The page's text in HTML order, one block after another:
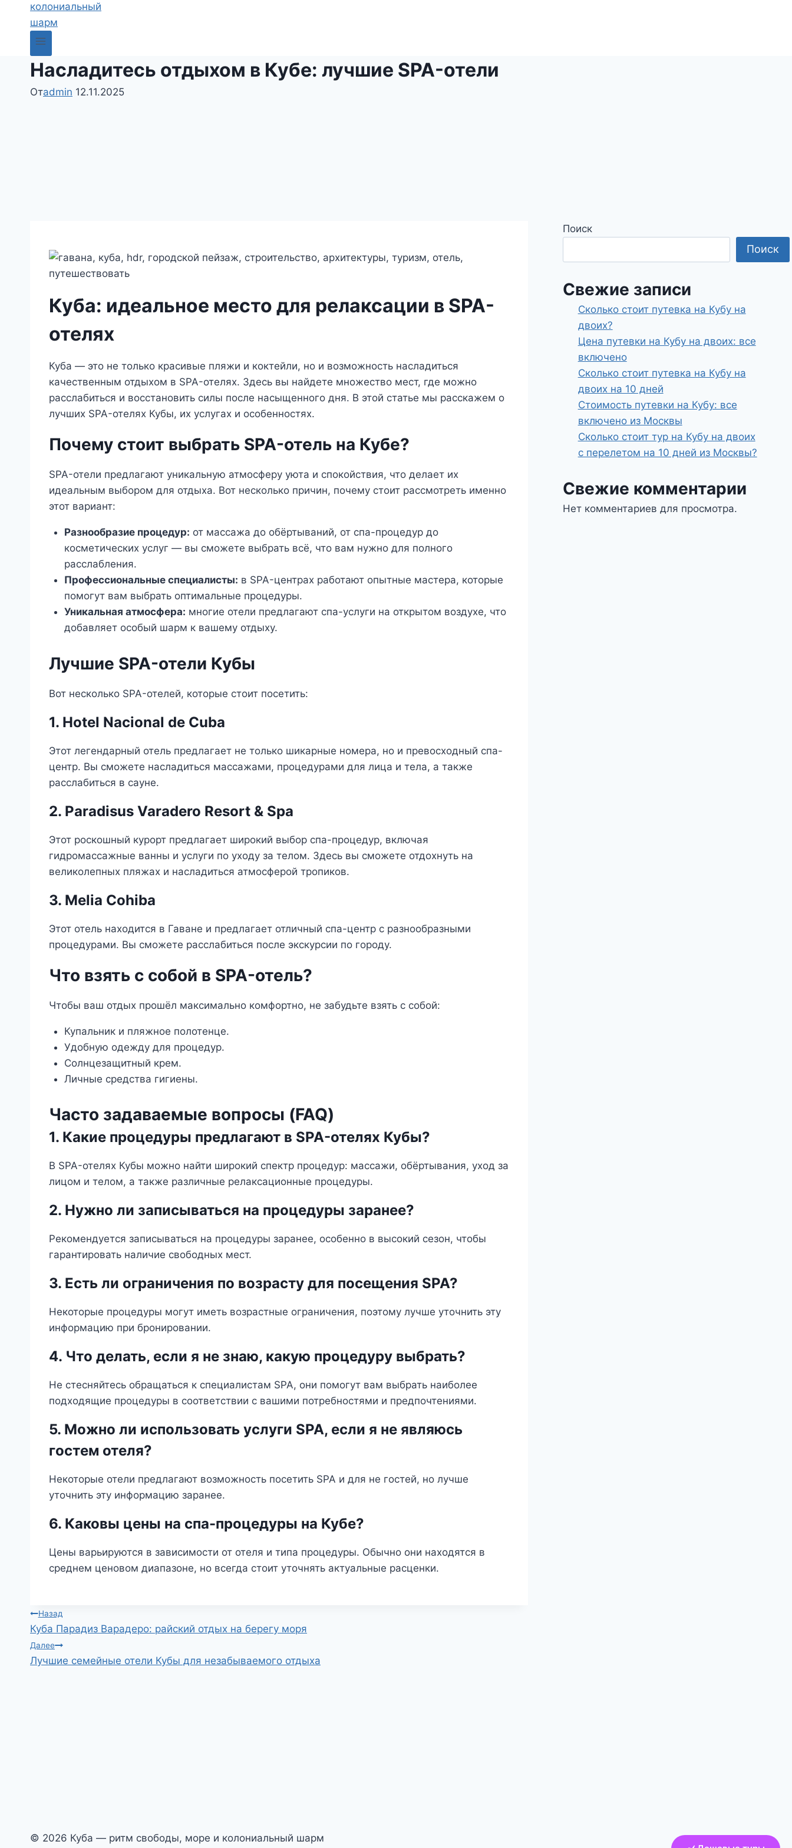
Насладитесь отдыхом в Кубе: лучшие SPA-отели
Отadmin 12.11.2025
Куба: идеальное место для релаксации в SPA-
отелях
Куба — это не только красивые пляжи и коктейли, но и возможность насладиться
качественным отдыхом в SPA-отелях. Здесь вы найдете множество мест, где можно
расслабиться и восстановить силы после насыщенного дня. В этой статье мы расскажем о
лучших SPA-отелях Кубы, их услугах и особенностях.
Почему стоит выбрать SPA-отель на Кубе?
SPA-отели предлагают уникальную атмосферу уюта и спокойствия, что делает их
идеальным выбором для отдыха. Вот несколько причин, почему стоит рассмотреть именно
этот вариант:
Разнообразие процедур: от массажа до обёртываний, от спа-процедур до
косметических услуг — вы сможете выбрать всё, что вам нужно для полного
расслабления.
Профессиональные специалисты: в SPA-центрах работают опытные мастера, которые
помогут вам выбрать оптимальные процедуры.
Уникальная атмосфера: многие отели предлагают спа-услуги на открытом воздухе, что
добавляет особый шарм к вашему отдыху.
Лучшие SPA-отели Кубы
Вот несколько SPA-отелей, которые стоит посетить:
1. Hotel Nacional de Cuba
Этот легендарный отель предлагает не только шикарные номера, но и превосходный спа-
центр. Вы сможете насладиться массажами, процедурами для лица и тела, а также
расслабиться в сауне.
2. Paradisus Varadero Resort & Spa
Этот роскошный курорт предлагает широкий выбор спа-процедур, включая
гидромассажные ванны и услуги по уходу за телом. Здесь вы сможете отдохнуть на
великолепных пляжах и насладиться атмосферой тропиков.
3. Melia Cohiba
Этот отель находится в Гаване и предлагает отличный спа-центр с разнообразными
процедурами. Вы сможете расслабиться после экскурсии по городу.
Что взять с собой в SPA-отель?
Чтобы ваш отдых прошёл максимально комфортно, не забудьте взять с собой:
Купальник и пляжное полотенце.
Удобную одежду для процедур.
Солнцезащитный крем.
Личные средства гигиены.
Часто задаваемые вопросы (FAQ)
1. Какие процедуры предлагают в SPA-отелях Кубы?
В SPA-отелях Кубы можно найти широкий спектр процедур: массажи, обёртывания, уход за
лицом и телом, а также различные релаксационные процедуры.
2. Нужно ли записываться на процедуры заранее?
Рекомендуется записываться на процедуры заранее, особенно в высокий сезон, чтобы
гарантировать наличие свободных мест.
3. Есть ли ограничения по возрасту для посещения SPA?
Некоторые процедуры могут иметь возрастные ограничения, поэтому лучше уточнить эту
информацию при бронировании.
4. Что делать, если я не знаю, какую процедуру выбрать?
Не стесняйтесь обращаться к специалистам SPA, они помогут вам выбрать наиболее
подходящие процедуры в соответствии с вашими потребностями и предпочтениями.
5. Можно ли использовать услуги SPA, если я не являюсь
гостем отеля?
Некоторые отели предлагают возможность посетить SPA и для не гостей, но лучше
уточнить эту информацию заранее.
6. Каковы цены на спа-процедуры на Кубе?
Цены варьируются в зависимости от отеля и типа процедуры. Обычно они находятся в
среднем ценовом диапазоне, но всегда стоит уточнять актуальные расценки.
Навигация
по
записям
Назад
Куба Парадиз Варадеро: райский отдых на берегу моря
Далее
Лучшие семейные отели Кубы для незабываемого отдыха
Поиск
Поиск
Свежие записи
Сколько стоит путевка на Кубу на
двоих?
Цена путевки на Кубу на двоих: все
включено
Сколько стоит путевка на Кубу на
двоих на 10 дней
Стоимость путевки на Кубу: все
включено из Москвы
Сколько стоит тур на Кубу на двоих
с перелетом на 10 дней из Москвы?
Свежие комментарии
Нет комментариев для просмотра.
© 2026 Куба — ритм свободы, море и колониальный шарм